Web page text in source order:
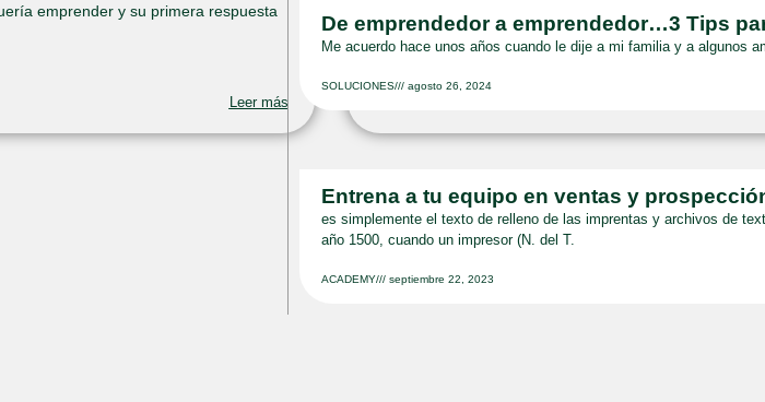
emprender y su primera respuesta
Leer más
industrias desde el año 1500, cuando un impresor (N.
De emprendedor a emprendedor…3 Tips
Me acuerdo hace unos años cuando le dije a mi familia y a algunos
SOLUCIONES/// agosto 26, 2024
Entrena a tu equipo en ventas y
es simplemente el texto de relleno de las imprentas y archivos de
año 1500, cuando un impresor (N. del T.
ACADEMY/// septiembre 22, 2023